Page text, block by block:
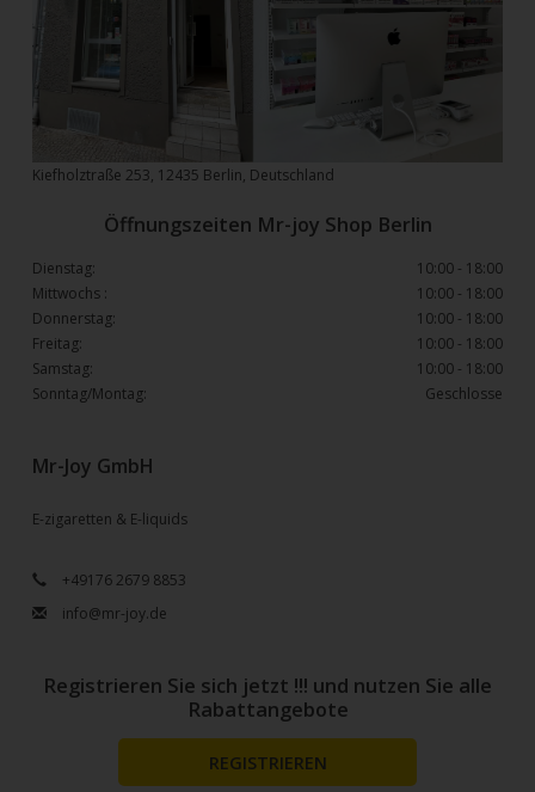
Mr-Joy GmbH
E-zigaretten & E-liquids
+49176 2679 8853
info@mr-joy.de
Kiefholztraße 253, 12435 Berlin, Deutschland
Öffnungszeiten Mr-joy Shop Berlin
Dienstag:
10:00 - 18:00
Mittwochs :
10:00 - 18:00
Donnerstag:
10:00 - 18:00
Freitag:
10:00 - 18:00
Samstag:
10:00 - 18:00
Sonntag/Montag:
Geschlosse
Registrieren Sie sich jetzt !!! und nutzen Sie alle
Rabattangebote
REGISTRIEREN